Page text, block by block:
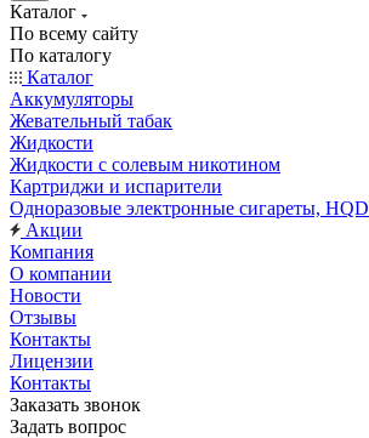
Каталог
По всему сайту
По каталогу
Каталог
Аккумуляторы
Жевательный табак
Жидкости
Жидкости с солевым никотином
Картриджи и испарители
Одноразовые электронные сигареты, HQD
Акции
Компания
О компании
Новости
Отзывы
Контакты
Лицензии
Контакты
Заказать звонок
Задать вопрос